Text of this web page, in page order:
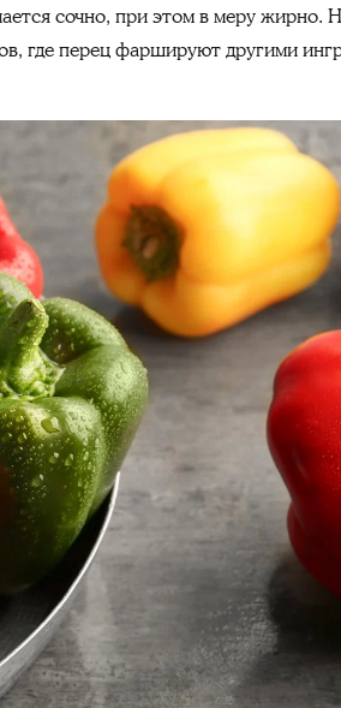
сочно, при этом в меру
где перец фаршируют другими